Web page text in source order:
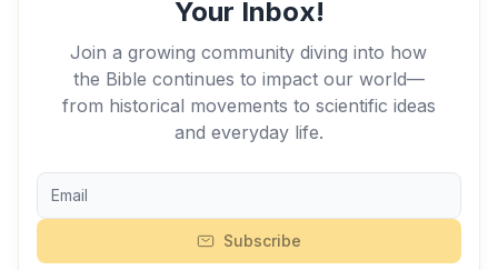
Your Inbox!
Join a growing community diving into how
the Bible continues to impact our world—
from historical movements to scientific ideas
and everyday life.
Subscribe